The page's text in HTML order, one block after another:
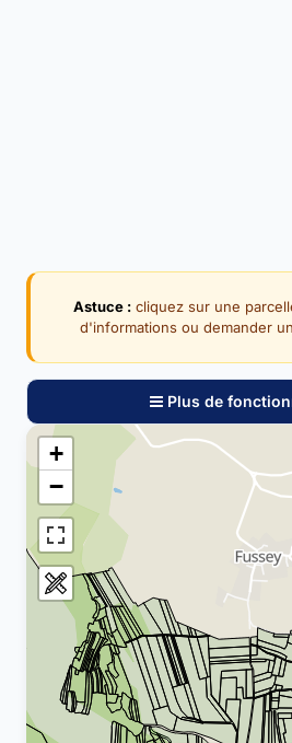
Astuce : cliquez sur une
d'informations ou demander
Plus de
+
−